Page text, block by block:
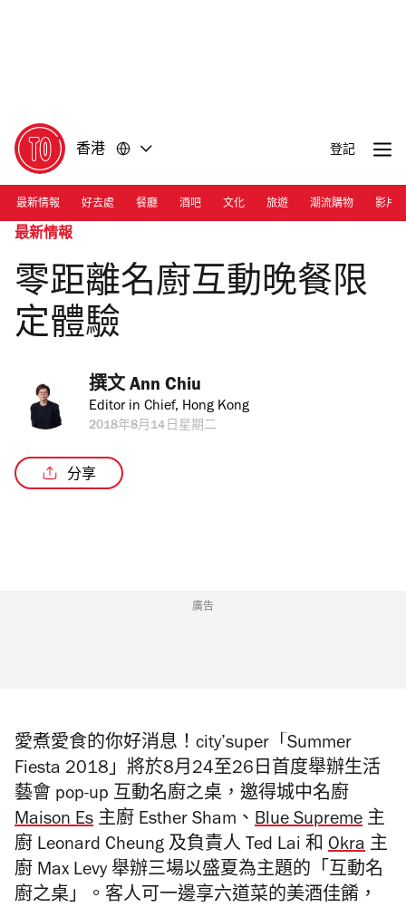
香港 登記
最新情報 好去處 餐廳 酒吧 文化 旅遊 潮流購物 影片
最新情報
零距離名廚互動晚餐限
定體驗
撰文 Ann Chiu
Editor in Chief, Hong Kong
2018年8月14日星期二
分享
廣告
愛煮愛食的你好消息！city’super「Summer
Fiesta 2018」將於8月24至26日首度舉辦生活
藝會 pop-up 互動名廚之桌，邀得城中名廚
Maison Es 主廚 Esther Sham、 Blue Supreme 主
廚 Leonard Cheung 及負責人 Ted Lai 和 Okra 主
廚 Max Levy 舉辦三場以盛夏為主題的「互動名
廚之桌」。客人可一邊享六道菜的美酒佳餚，